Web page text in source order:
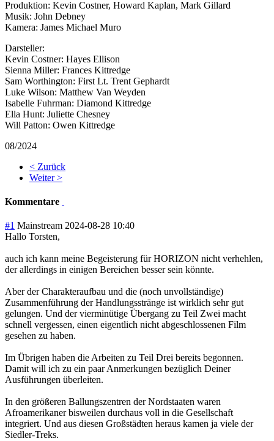
Produktion: Kevin Costner, Howard Kaplan, Mark Gillard
Musik: John Debney
Kamera: James Michael Muro
Darsteller:
Kevin Costner: Hayes Ellison
Sienna Miller: Frances Kittredge
Sam Worthington: First Lt. Trent Gephardt
Luke Wilson: Matthew Van Weyden
Isabelle Fuhrman: Diamond Kittredge
Ella Hunt: Juliette Chesney
Will Patton: Owen Kittredge
08/2024
< Zurück
Weiter >
Kommentare
#1 Mainstream 2024-08-28 10:40
Hallo Torsten,
auch ich kann meine Begeisterung für HORIZON nicht verhehlen,
der allerdings in einigen Bereichen besser sein könnte.
Aber der Charakteraufbau und die (noch unvollständige)
Zusammenführung der Handlungsstränge ist wirklich sehr gut
gelungen. Und der vierminütige Übergang zu Teil Zwei macht
schnell vergessen, einen eigentlich nicht abgeschlossenen Film
gesehen zu haben.
Im Übrigen haben die Arbeiten zu Teil Drei bereits begonnen.
Damit will ich zu ein paar Anmerkungen bezüglich Deiner
Ausführungen überleiten.
In den größeren Ballungszentren der Nordstaaten waren
Afroamerikaner bisweilen durchaus voll in die Gesellschaft
integriert. Und aus diesen Großstädten heraus kamen ja viele der
Siedler-Treks.